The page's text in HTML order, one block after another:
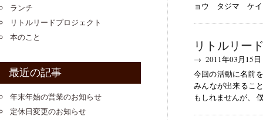
ョウ タジマ ケ
リトルリー
→ 2011年03月15日
今回の活動に名前
みんなが出来るこ
もしれませんが、
ランチ
リトルリードプロジェクト
本のこと
最近の記事
年末年始の営業のお知らせ
定休日変更のお知らせ